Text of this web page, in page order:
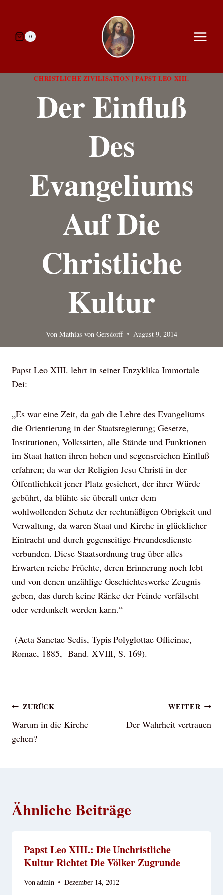
springen0
CHRISTLICHE ZIVILISATION |PAPST LEO XIII.
Der Einfluß
Des
Evangeliums
Auf Die
Christliche
Kultur
Von Mathias von Gersdorff August 9, 2014
Papst Leo XIII. lehrt in seiner Enzyklika Immortale
Dei:
„Es war eine Zeit, da gab die Lehre des Evangeliums
die Orientierung in der Staatsregierung; Gesetze,
Institutionen, Volkssitten, alle Stände und Funktionen
im Staat hatten ihren hohen und segensreichen Einfluß
erfahren; da war der Religion Jesu Christi in der
Öffentlichkeit jener Platz gesichert, der ihrer Würde
gebührt, da blühte sie überall unter dem
wohlwollenden Schutz der rechtmäßigen Obrigkeit und
Verwaltung, da waren Staat und Kirche in glücklicher
Eintracht und durch gegenseitige Freundesdienste
verbunden. Diese Staatsordnung trug über alles
Erwarten reiche Früchte, deren Erinnerung noch lebt
und von denen unzählige Geschichteswerke Zeugnis
geben, das durch keine Ränke der Feinde verfälscht
oder verdunkelt werden kann.“
(Acta Sanctae Sedis, Typis Polyglottae Officinae,
Romae, 1885, Band. XVIII, S. 169).
Beitragsnavigation
ZURÜCK
Warum in die Kirche
gehen?
WEITER
Der Wahrheit vertrauen
Ähnliche Beiträge
Papst Leo XIII.: Die Unchristliche
Kultur Richtet Die Völker Zugrunde
Vonadmin Dezember 14, 2012